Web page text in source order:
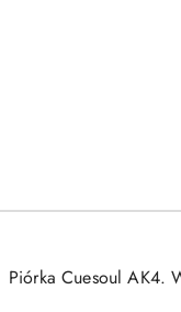
Piórka Cuesoul AK4.